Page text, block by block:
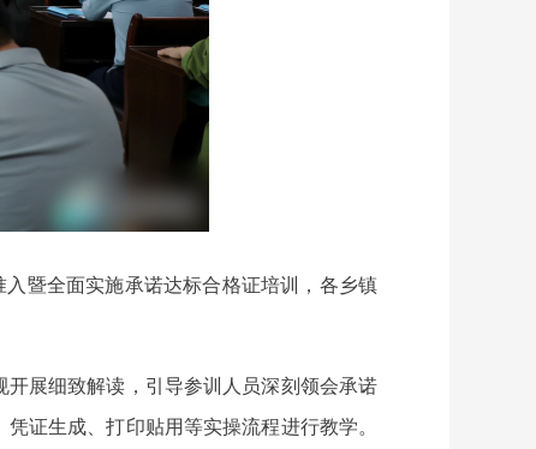
暨全面实施承诺达标合格证培训，各乡镇
展细致解读，引导参训人员深刻领会承诺
证生成、打印贴用等实操流程进行教学。